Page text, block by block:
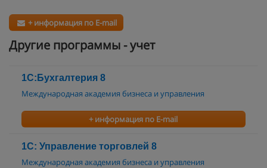
+ информация по E-mail
Другие программы - учет
1С:Бухгалтерия 8
Международная академия бизнеса и управления
+ информация по E-mail
1С: Управление торговлей 8
Международная академия бизнеса и управления